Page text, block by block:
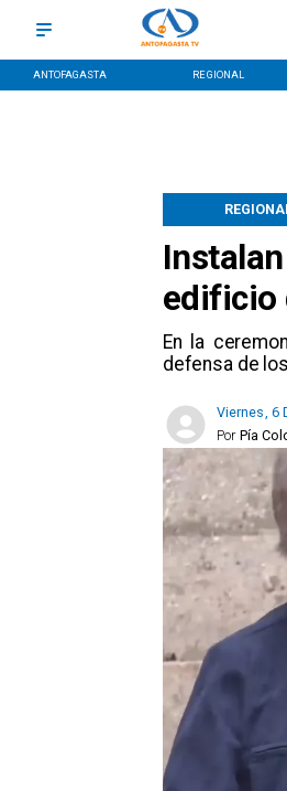
ANTOFAGASTA REGIONAL
edificio
En la
defensa de
Viernes, 6
Pía
Por